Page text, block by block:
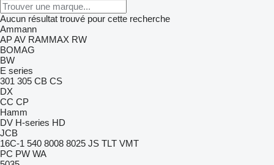
Aucun résultat trouvé pour cette recherche
Ammann
APAV RAMMAX RW
BOMAG
BW
E series
301 305 CB CS
DX
CC CP
Hamm
DV H-series HD
JCB
16C-1 540 8008 8025 JS TLT VMT
PC PW WA